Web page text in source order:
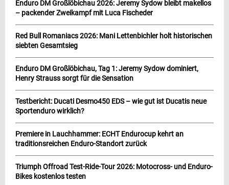
Enduro DM Großlöbichau 2026: Jeremy Sydow bleibt makellos
– packender Zweikampf mit Luca Fischeder
Red Bull Romaniacs 2026: Mani Lettenbichler holt historischen
siebten Gesamtsieg
Enduro DM Großlöbichau, Tag 1: Jeremy Sydow dominiert,
Henry Strauss sorgt für die Sensation
Testbericht: Ducati Desmo450 EDS – wie gut ist Ducatis neue
Sportenduro wirklich?
Premiere in Lauchhammer: ECHT Endurocup kehrt an
traditionsreichen Enduro-Standort zurück
Triumph Offroad Test-Ride-Tour 2026: Motocross- und Enduro-
Bikes kostenlos testen